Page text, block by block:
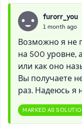
furorr_you
1 month ago
Возможно я не
на 500 уровне,
или как оно
Вы получаете
раз. Надеюсь я
MARKED AS